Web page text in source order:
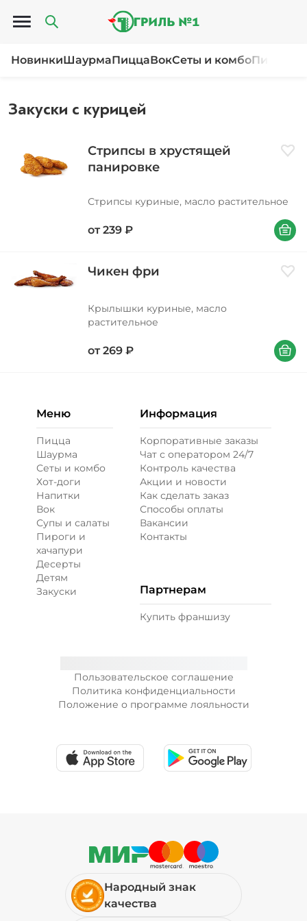
Открыть меню
НовинкиШаурмаПиццаВокСеты и комбоПироги
Закуски с курицей
Стрипсы в хрустящей
панировке
Стрипсы куриные, масло растительное
от 239 ₽ В
Чикен фри
Крылышки куриные, масло
растительное
от 269 ₽ В
Пользовательское соглашение
Политика конфиденциальности
Положение о программе лояльности
Меню
Пицца
Шаурма
Сеты и комбо
Хот-доги
Напитки
Вок
Супы и салаты
Пироги и
хачапури
Десерты
Детям
Закуски
Информация
Корпоративные заказы
Чат с оператором 24/7
Контроль качества
Акции и новости
Как сделать заказ
Способы оплаты
Вакансии
Контакты
Партнерам
Купить франшизу
Народный знак
качества